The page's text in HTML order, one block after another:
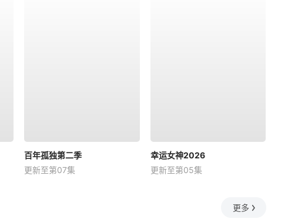
百年孤独第二季
更新至第07集
幸运女神2026
更新至第05集
更多